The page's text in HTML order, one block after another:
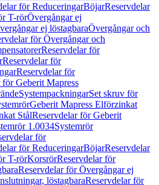
för ReduceringarBöjarReservdelar
T-rörÖvergångar ej
ej löstagbaraÖvergångar och
för Övergångar och
Reservdelar för
Reservdelar för
Reservdelar för
Geberit Mapress
SystempackningarSet skruv för
Geberit Mapress Elförzinkat
StålReservdelar för Geberit
1.0034Systemrör
för
för ReduceringarBöjarReservdelar
T-rörKorsrörReservdelar för
Reservdelar för Övergångar ej
löstagbaraReservdelar för